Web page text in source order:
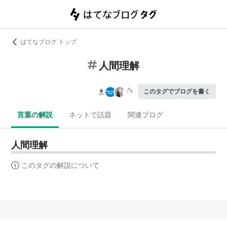
はてなブログ トップ
人間理解
このタグでブログを書く
言葉の解説 ネットで話題 関連ブログ
人間理解
このタグの解説について